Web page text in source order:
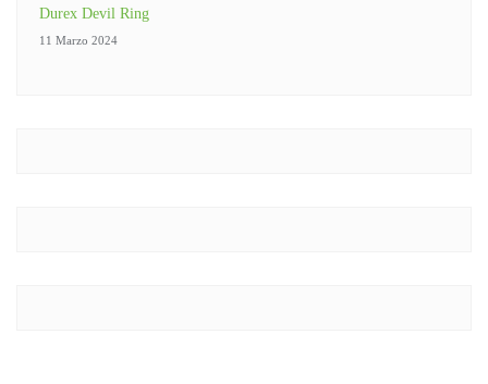
Durex Devil Ring
11 Marzo 2024